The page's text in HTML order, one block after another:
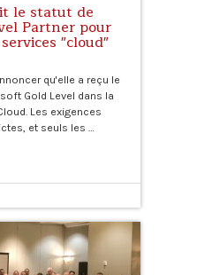
le statut de
Partner pour
"cloud"
qu'elle a reçu le
Gold Level dans la
Les exigences
et seuls les …